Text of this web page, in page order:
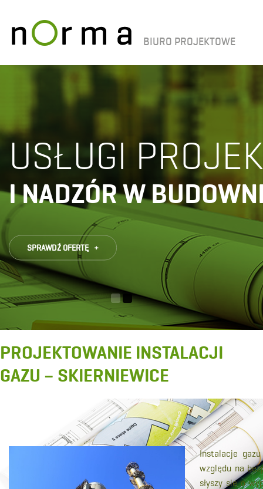
BIURO PROJEKTOWE
USŁUGI
I NADZÓR W
SPRAWDŹ OFERTĘ +
PROJEKTOWANIE INSTALACJI
GAZU – SKIERNIEWICE
Instalacje
względu na
słyszy się o